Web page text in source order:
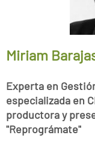
Miriam
Experta en
especializada en
productora y
"Reprográmate"